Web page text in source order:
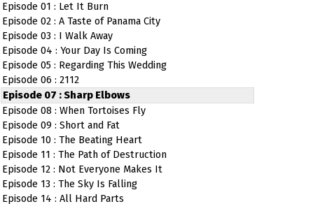
Episode 01 : Let It Burn
Episode 02 : A Taste of Panama City
Episode 03 : I Walk Away
Episode 04 : Your Day Is Coming
Episode 05 : Regarding This Wedding
Episode 06 : 2112
Episode 07 : Sharp Elbows
Episode 08 : When Tortoises Fly
Episode 09 : Short and Fat
Episode 10 : The Beating Heart
Episode 11 : The Path of Destruction
Episode 12 : Not Everyone Makes It
Episode 13 : The Sky Is Falling
Episode 14 : All Hard Parts